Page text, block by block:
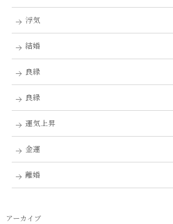
浮気
結婚
良縁
良縁
運気上昇
金運
離婚
アーカイブ